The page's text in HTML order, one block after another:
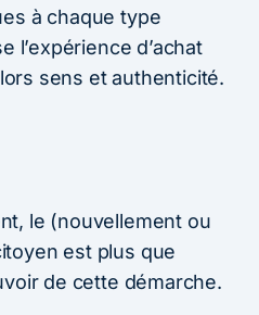
à chaque type
l’expérience d’achat
sens et authenticité.
le (nouvellement ou
est plus que
de cette démarche.